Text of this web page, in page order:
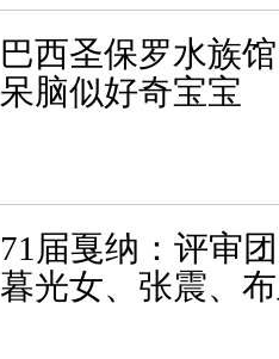
巴西圣保罗水族
呆脑似好奇宝宝
71届戛纳：评审
暮光女、张震、